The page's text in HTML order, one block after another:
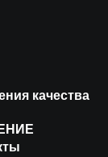
качества